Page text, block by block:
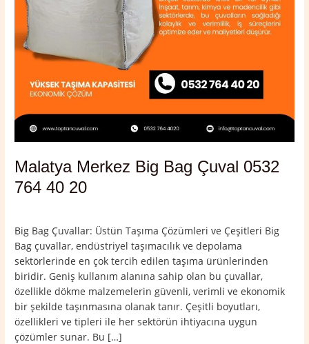
Malatya Merkez Big Bag Çuval 0532
764 40 20
Big Bag Çuvallar: Üstün Taşıma Çözümleri ve Çeşitleri Big
Bag çuvallar, endüstriyel taşımacılık ve depolama
sektörlerinde en çok tercih edilen taşıma ürünlerinden
biridir. Geniş kullanım alanına sahip olan bu çuvallar,
özellikle dökme malzemelerin güvenli, verimli ve ekonomik
bir şekilde taşınmasına olanak tanır. Çeşitli boyutları,
özellikleri ve tipleri ile her sektörün ihtiyacına uygun
çözümler sunar. Bu […]